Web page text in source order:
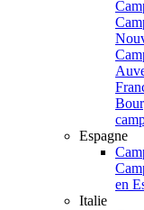
Espagne
en
Italie